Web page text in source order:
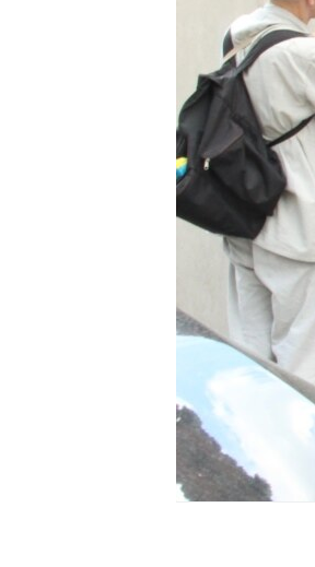
УКРАЇНСЬКА ПРОБЛЕМА КРИМУ